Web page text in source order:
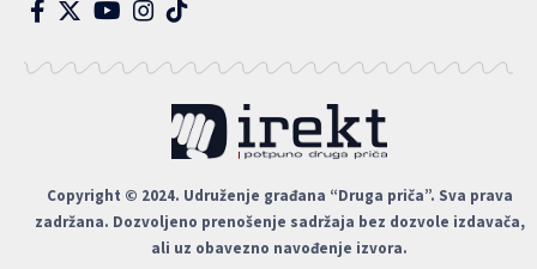
Copyright © 2024. Udruženje građana “Druga priča”. Sva prava
zadržana. Dozvoljeno prenošenje sadržaja bez dozvole izdavača,
ali uz obavezno navođenje izvora.